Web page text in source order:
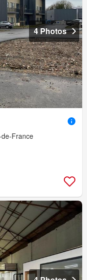
4 Photos
France